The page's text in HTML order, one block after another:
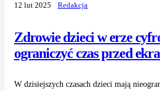
Zdrowie dzieci w erze
ograniczyć czas przed
12 lut 2025 Redakcja
W dzisiejszych czasach dzieci mają